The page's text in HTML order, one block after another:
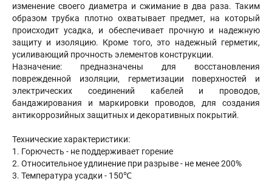
изменение своего диаметра и сжимание в два раза. Таким
образом трубка плотно охватывает предмет, на который
происходит усадка, и обеспечивает прочную и надежную
защиту и изоляцию. Кроме того, это надежный герметик,
усиливающий прочность элементов конструкции.
Назначение: предназначены для восстановления
поврежденной изоляции, герметизации поверхностей и
электрических соединений кабелей и проводов,
бандажирования и маркировки проводов, для создания
антикоррозийных защитных и декоративных покрытий.
Технические характеристики:
1. Горючесть - не поддерживает горение
2. Относительное удлинение при разрыве - не менее 200%
3. Температура усадки - 150℃